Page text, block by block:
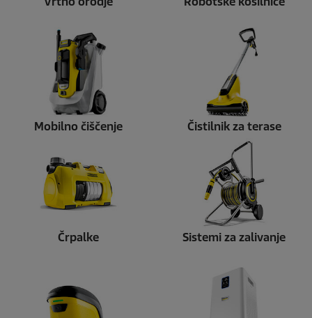
Mobilno čiščenje Čistilnik za terase
Črpalke Sistemi za zalivanje